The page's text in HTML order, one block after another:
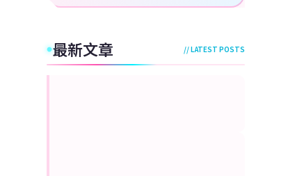
最新文章 // LATEST POSTS